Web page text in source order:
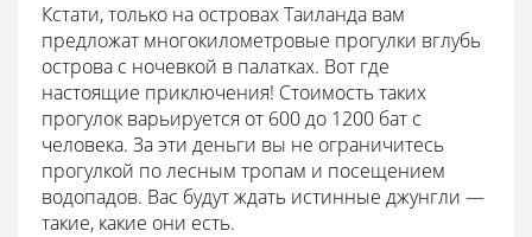
Кстати, только на островах Таиланда вам
предложат многокилометровые прогулки вглубь
острова с ночевкой в палатках. Вот где
настоящие приключения! Стоимость таких
прогулок варьируется от 600 до 1200 бат с
человека. За эти деньги вы не ограничитесь
прогулкой по лесным тропам и посещением
водопадов. Вас будут ждать истинные джунгли —
такие, какие они есть.